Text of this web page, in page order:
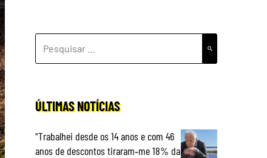
POR:
ÚLTIMAS NOTÍCIAS
“Trabalhei desde os 14 anos e com 46
anos de descontos tiraram‑me 18% da